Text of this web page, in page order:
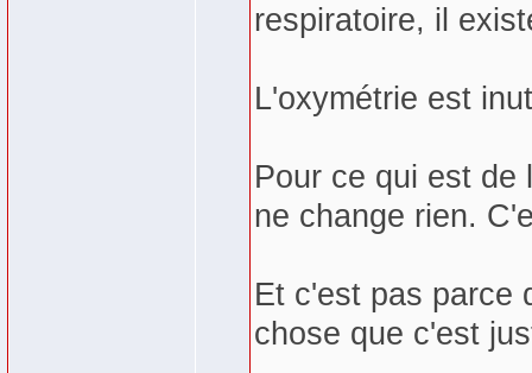
respiratoire, il
L'oxymétrie est
Pour ce qui est de
ne change rien.
Et c'est pas parce
chose que c'est